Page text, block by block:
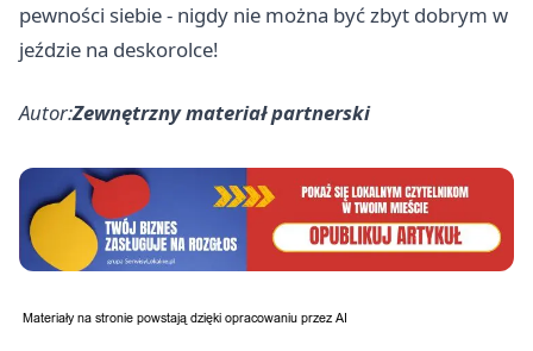
pewności siebie - nigdy nie można być zbyt dobrym w
jeździe na deskorolce!
Autor:Zewnętrzny materiał partnerski